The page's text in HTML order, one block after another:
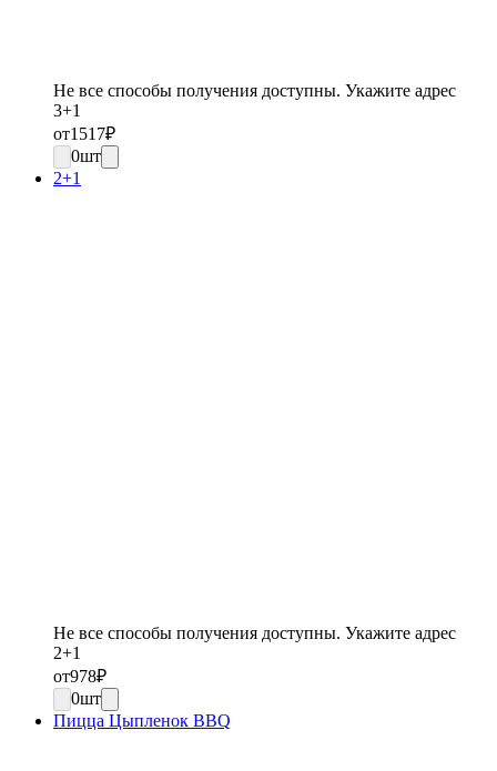
Не все способы получения доступны. Укажите адрес
3+1
от1517₽
0шт
2+1
Не все способы получения доступны. Укажите адрес
2+1
от978₽
0шт
Пицца Цыпленок BBQ